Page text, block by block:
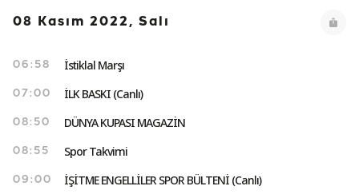
08 Kasım 2022, Salı
06:58 İstiklal Marşı
07:00 İLK BASKI (Canlı)
08:50 DÜNYA KUPASI MAGAZİN
08:55 Spor Takvimi
09:00 İŞİTME ENGELLİLER SPOR BÜLTENİ (Canlı)